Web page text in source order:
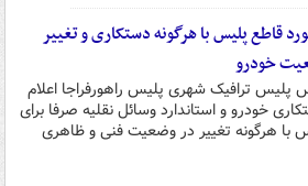
قاطع پلیس با هرگونه دستکاری و تغییر
خودرو
پلیس ترافیک شهری پلیس راهورفراجا اعلام
خودرو و استاندارد وسائل نقلیه صرفا برای
با هرگونه تغییر در وضعیت فنی و ظاهری